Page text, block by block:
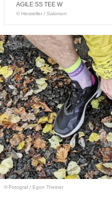
AGILE SS TEE W
© Hersteller/ Salomon
© Fotograf / Egon Theiner